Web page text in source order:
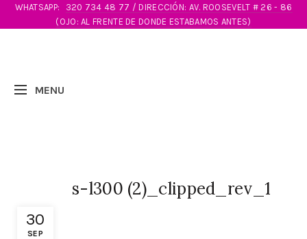
WHATSAPP:
320 734 48 77 / DIRECCIÓN: AV. ROOSEVELT # 26 - 86
(OJO: AL FRENTE DE DONDE ESTABAMOS ANTES)
30
SEP
s-l300 (2)_clipped_rev_1